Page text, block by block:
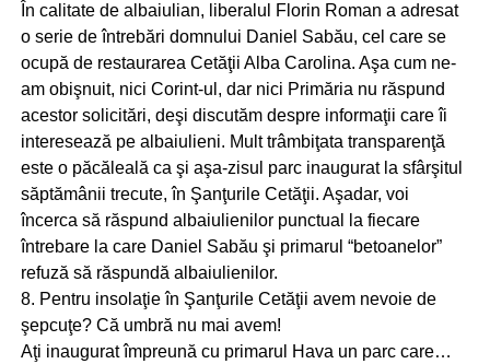
În calitate de albaiulian, liberalul Florin Roman a adresat
o serie de întrebări domnului Daniel Sabău, cel care se
ocupă de restaurarea Cetăţii Alba Carolina. Aşa cum ne-
am obişnuit, nici Corint-ul, dar nici Primăria nu răspund
acestor solicitări, deşi discutăm despre informaţii care îi
interesează pe albaiulieni. Mult trâmbiţata transparenţă
este o păcăleală ca şi aşa-zisul parc inaugurat la sfârşitul
săptămânii trecute, în Şanţurile Cetăţii. Aşadar, voi
încerca să răspund albaiulienilor punctual la fiecare
întrebare la care Daniel Sabău şi primarul “betoanelor”
refuză să răspundă albaiulienilor.
8. Pentru insolaţie în Şanţurile Cetăţii avem nevoie de
şepcuţe? Că umbră nu mai avem!
Aţi inaugurat împreună cu primarul Hava un parc care…